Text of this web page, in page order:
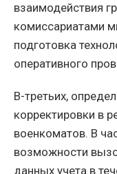
взаимодействия
комиссариатами
подготовка
оперативного
В-третьих,
корректировки в
военкоматов. В
возможности
данных учета в